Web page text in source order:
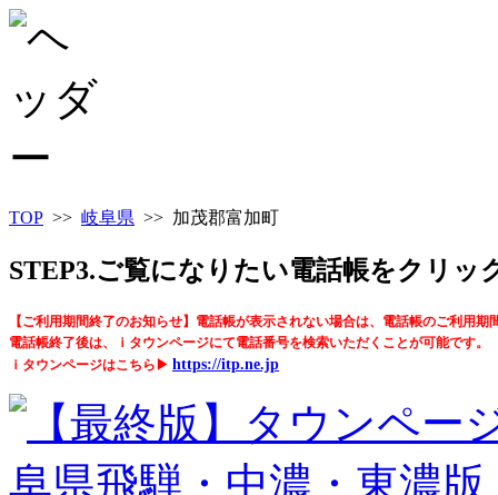
TOP >> 岐阜県 >> 加茂郡富加町
STEP3.ご覧になりたい電話帳をクリッ
【ご利用期間終了のお知らせ】電話帳が表示されない場合は、電話帳のご利用期
電話帳終了後は、ｉタウンページにて電話番号を検索いただくことが可能です。
ｉタウンページはこちら▶ https://itp.ne.jp